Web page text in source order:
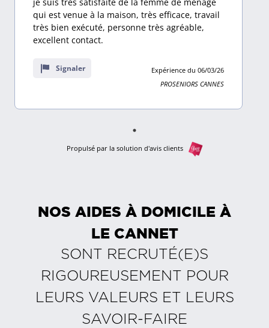
5,0
sur
10
qui est venue à la maison, très efficace, travail
très bien exécuté, personne très agréable,
excellent contact.
Signaler
Expérience du 06/03/26
PROSENIORS CANNES
Propulsé par la solution d'avis clients
NOS AIDES À DOMICILE À
LE CANNET
SONT RECRUTÉ(E)S
RIGOUREUSEMENT POUR
LEURS VALEURS ET LEURS
SAVOIR-FAIRE